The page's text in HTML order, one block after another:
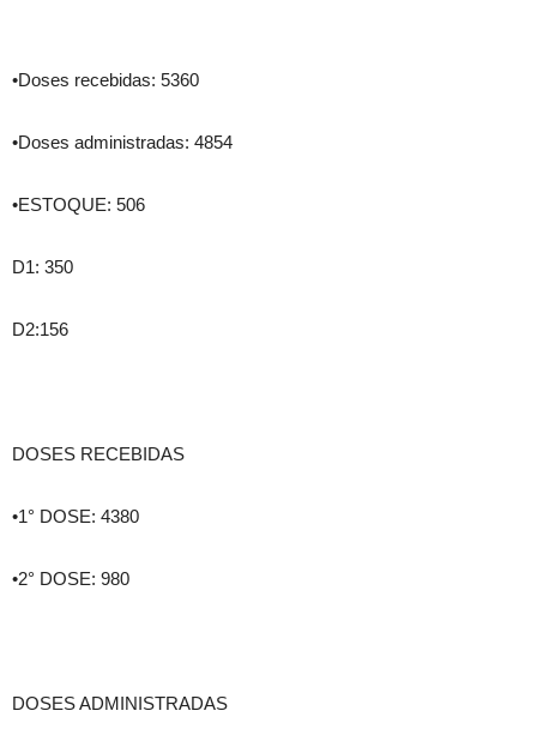
•Doses recebidas: 5360
•Doses administradas: 4854
•ESTOQUE: 506
D1: 350
D2:156
DOSES RECEBIDAS
•1° DOSE: 4380
•2° DOSE: 980
DOSES ADMINISTRADAS